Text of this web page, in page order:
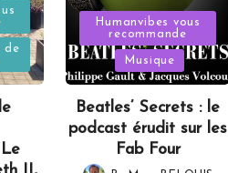
de
Posted
in
Humanvibes vous
recommande
Musique
Beatles’ Secrets : le
podcast érudit sur les
Fab Four